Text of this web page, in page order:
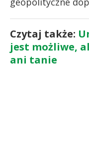
Czytaj także:
jest możliwe,
ani tanie